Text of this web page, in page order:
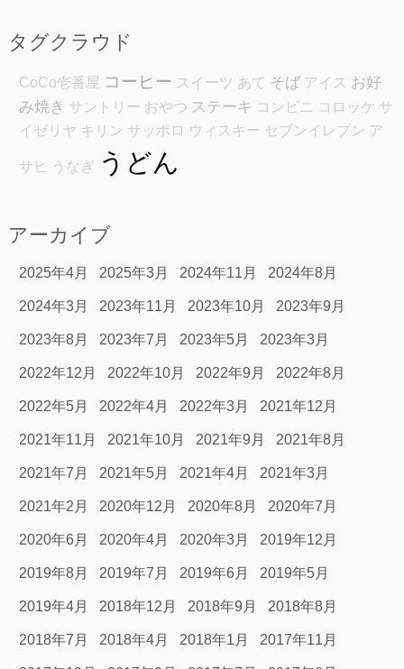
タグクラウド
CoCo壱番屋 コーヒー スイーツ あて そば アイス お好
み焼き サントリー おやつ ステーキ コンビニ コロッケ サ
イゼリヤ キリン サッポロ ウィスキー セブンイレブン ア
サヒ うなぎ うどん
アーカイブ
2025年4月 2025年3月 2024年11月 2024年8月
2024年3月 2023年11月 2023年10月 2023年9月
2023年8月 2023年7月 2023年5月 2023年3月
2022年12月 2022年10月 2022年9月 2022年8月
2022年5月 2022年4月 2022年3月 2021年12月
2021年11月 2021年10月 2021年9月 2021年8月
2021年7月 2021年5月 2021年4月 2021年3月
2021年2月 2020年12月 2020年8月 2020年7月
2020年6月 2020年4月 2020年3月 2019年12月
2019年8月 2019年7月 2019年6月 2019年5月
2019年4月 2018年12月 2018年9月 2018年8月
2018年7月 2018年4月 2018年1月 2017年11月